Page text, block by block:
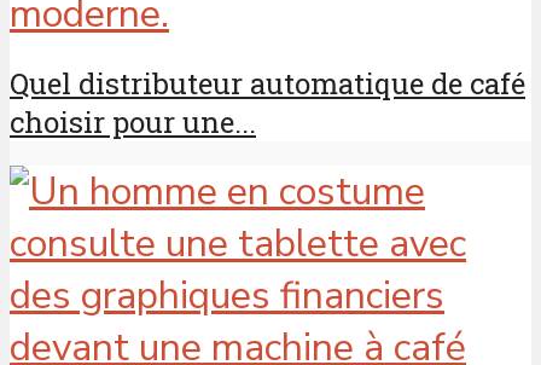
Quel distributeur automatique de café
choisir pour une...